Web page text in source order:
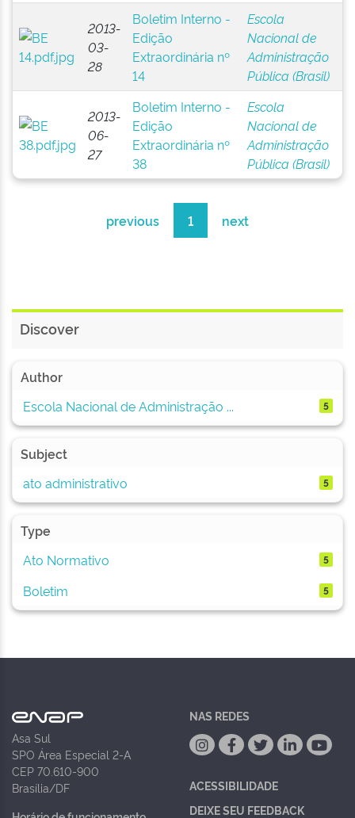
2013-
03-
28
Boletim Interno -
Edição
Extraordinária nº
14
Escola
Nacional de
Administração
Pública (Brasil)
2013-
06-
27
Boletim Interno -
Edição
Extraordinária nº
38
Escola
Nacional de
Administração
Pública (Brasil)
previous 1 next
Discover
Author
Escola Nacional de Administração ...
5
Subject
ato administrativo
5
Type
Ato Normativo
5
Boletim 5
Asa Sul
SPO Área Especial 2-A
CEP 70.610-900
Brasília/DF
NAS REDES
ACESSIBILIDADE
DEIXE SEU FEEDBACK